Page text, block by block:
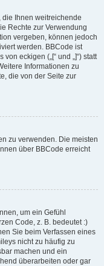
die Ihnen weitreichende
Rechte zur Verwendung
vergeben, können jedoch
werden. BBCode ist
eckigen („[“ und „]“) statt
Informationen zu
die von der Seite zur
zu verwenden. Die meisten
über BBCode erreicht
um ein Gefühl
Code, z. B. bedeutet :)
Sie beim Verfassen eines
nicht zu häufig zu
machen und ein
überarbeiten oder gar